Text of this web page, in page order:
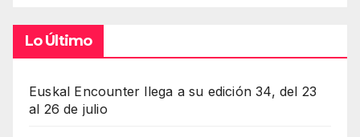
Lo Último
Euskal Encounter llega a su edición 34, del 23
al 26 de julio